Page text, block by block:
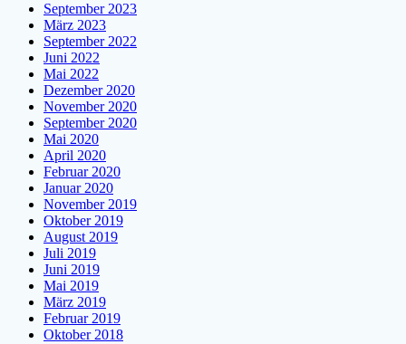
September 2023
März 2023
September 2022
Juni 2022
Mai 2022
Dezember 2020
November 2020
September 2020
Mai 2020
April 2020
Februar 2020
Januar 2020
November 2019
Oktober 2019
August 2019
Juli 2019
Juni 2019
Mai 2019
März 2019
Februar 2019
Oktober 2018